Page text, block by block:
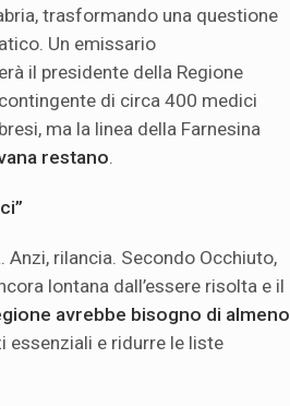
trasformando una questione
Un emissario
il presidente della Regione
di circa 400 medici
ma la linea della Farnesina
restano.
rilancia. Secondo Occhiuto,
lontana dall’essere risolta e il
avrebbe bisogno di almeno
essenziali e ridurre le liste